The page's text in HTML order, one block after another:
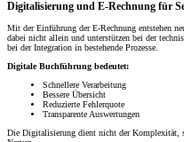
Digitalisierung und E-Rechnung für
Mit der Einführung der E-Rechnung entstehen
dabei nicht allein und unterstützen bei der
bei der Integration in bestehende Prozesse.
Digitale Buchführung bedeutet:
Schnellere Verarbeitung
Bessere Übersicht
Reduzierte Fehlerquote
Transparente Auswertungen
Die Digitalisierung dient nicht der Komplexität,